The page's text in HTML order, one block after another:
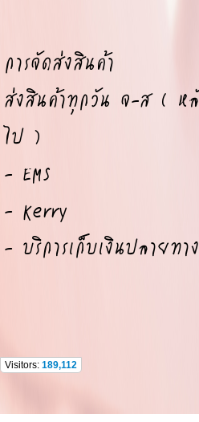
การจัดส่งสินค้า
ส่งสินค้าทุกวัน จ-ส ( หลั
ไป )
- EMS
- Kerry
- บริการเก็บเงินปลายทาง
Visitors: 189,112